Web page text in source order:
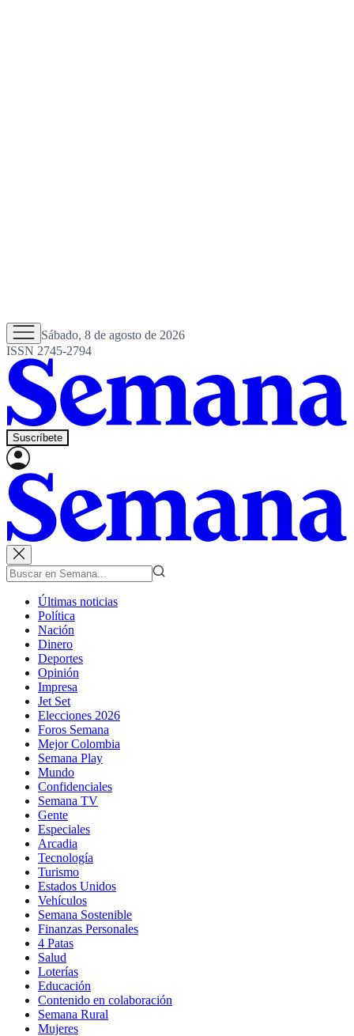
Sábado, 8 de agosto de 2026
ISSN 2745-2794
Suscríbete
Últimas noticias
Política
Nación
Dinero
Deportes
Opinión
Impresa
Jet Set
Elecciones 2026
Foros Semana
Mejor Colombia
Semana Play
Mundo
Confidenciales
Semana TV
Gente
Especiales
Arcadia
Tecnología
Turismo
Estados Unidos
Vehículos
Semana Sostenible
Finanzas Personales
4 Patas
Salud
Loterías
Educación
Contenido en colaboración
Semana Rural
Mujeres